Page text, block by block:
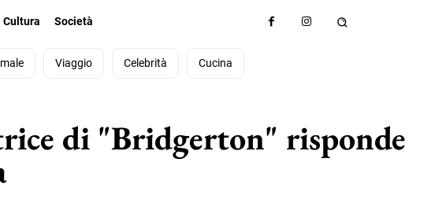
Cultura Società
Viaggio Celebrità Cucina
di "Bridgerton" risponde